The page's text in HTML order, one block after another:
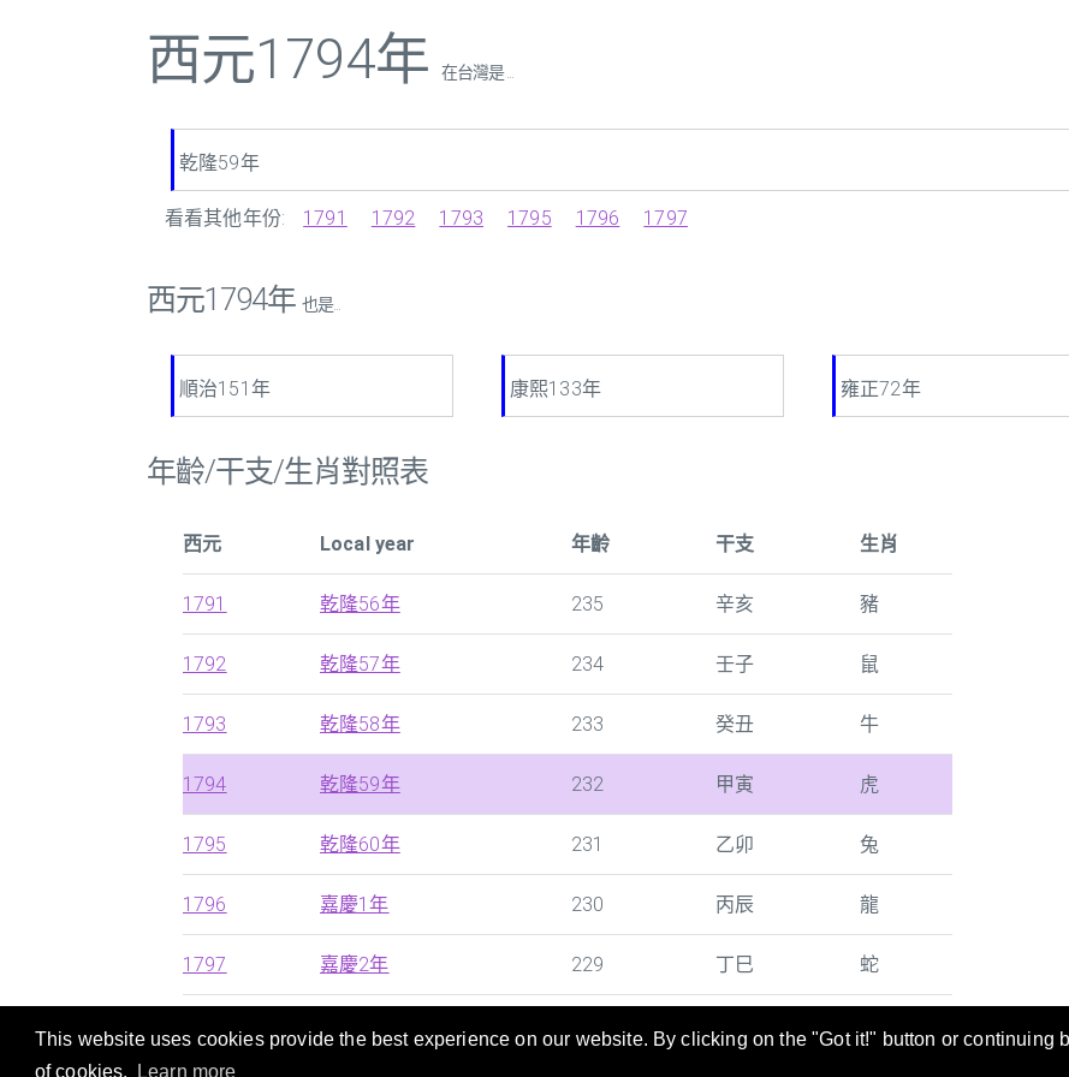
This website uses cookies provide the best experience on our website. By clicking on the "Got it!" button or continuing
of cookies.
Learn more
西元1794年 在台灣是 ...
乾隆59年
看看其他年份: 1791 1792 1793 1795 1796 1797
西元1794年 也是...
順治151年 康熙133年 雍正72年
年齡/干支/生肖對照表
西元 Local year 年齡 干支 生肖
1791 乾隆56年 235 辛亥 豬
1792 乾隆57年 234 壬子 鼠
1793 乾隆58年 233 癸丑 牛
1794 乾隆59年 232 甲寅 虎
1795 乾隆60年 231 乙卯 兔
1796 嘉慶1年 230 丙辰 龍
1797 嘉慶2年 229 丁巳 蛇
本站提供西曆，中國朝代及日本年號的快速搜尋及轉換。年齡/干支/生肖對照表也是當您填寫文件時的好幫